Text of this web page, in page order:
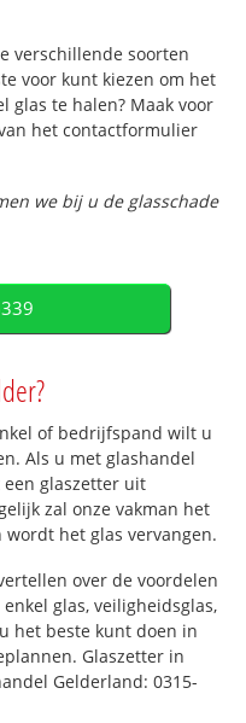
verschillende soorten
voor kunt kiezen om het
glas te halen? Maak voor
het contactformulier
we bij u de glasschade
of bedrijfspand wilt u
Als u met glashandel
glaszetter uit
zal onze vakman het
het glas vervangen.
over de voordelen
glas, veiligheidsglas,
het beste kunt doen in
Glaszetter in
Gelderland: 0315-